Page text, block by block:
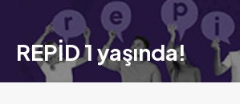
REPİD 1 yaşında!